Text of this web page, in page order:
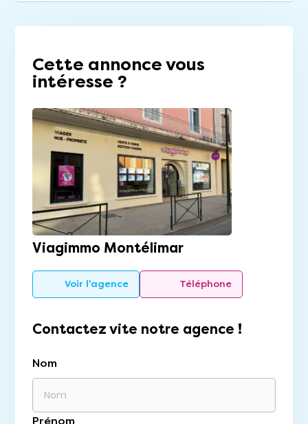
Cette annonce vous
intéresse ?
Viagimmo Montélimar
Voir l'agence Téléphone
Contactez vite notre agence !
Nom
Prénom